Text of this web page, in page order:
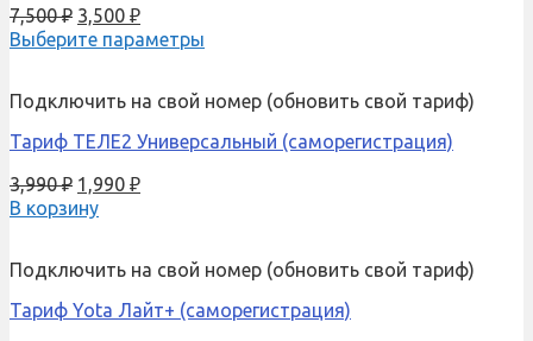
7,500₽ 3,500 ₽
Выберите параметры
Подключить на свой номер (обновить свой тариф)
Тариф ТЕЛЕ2 Универсальный (саморегистрация)
3,990₽ 1,990 ₽
В корзину
Подключить на свой номер (обновить свой тариф)
Тариф Yota Лайт+ (саморегистрация)